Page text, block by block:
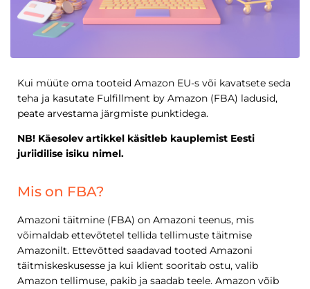
Kui müüte oma tooteid Amazon EU-s või kavatsete seda
teha ja kasutate Fulfillment by Amazon (FBA) ladusid,
peate arvestama järgmiste punktidega.
NB! Käesolev artikkel käsitleb kauplemist Eesti
juriidilise isiku nimel.
Mis on FBA?
Amazoni täitmine (FBA) on Amazoni teenus, mis
võimaldab ettevõtetel tellida tellimuste täitmise
Amazonilt. Ettevõtted saadavad tooted Amazoni
täitmiskeskusesse ja kui klient sooritab ostu, valib
Amazon tellimuse, pakib ja saadab teele. Amazon võib